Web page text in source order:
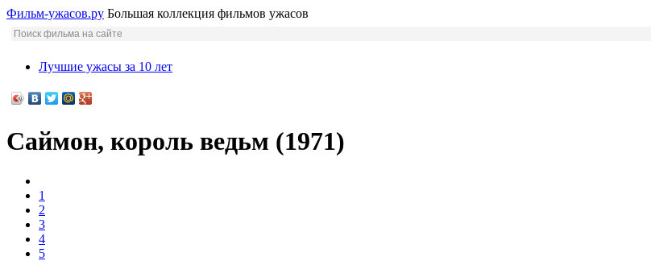
Фильм-ужасов.ру Большая коллекция фильмов ужасов
Лучшие ужасы за 10 лет
Саймон, король ведьм (1971)
1
2
3
4
5